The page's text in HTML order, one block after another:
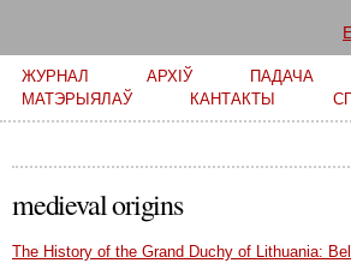
Main menu
ЖУРНАЛ АРХІЎ
ПАДАЧА
МАТЭРЫЯЛАЎ
КАНТАКТЫ
medieval origins
The History of the Grand Duchy of Lithuania: